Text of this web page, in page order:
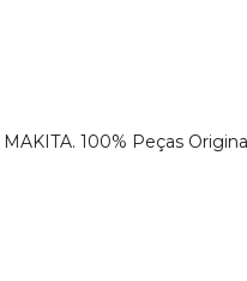
100% Peças